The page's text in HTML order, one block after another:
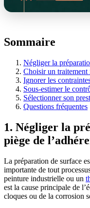
Sommaire
Négliger la
Choisir un traitement
Ignorer les
Sous-estimer le
Sélectionner son
Questions fréquentes
1. Négliger la
piège de
La préparation de surface
importante de tout
peinture industrielle ou un
est la cause principale de
cloques ou de la corrosion